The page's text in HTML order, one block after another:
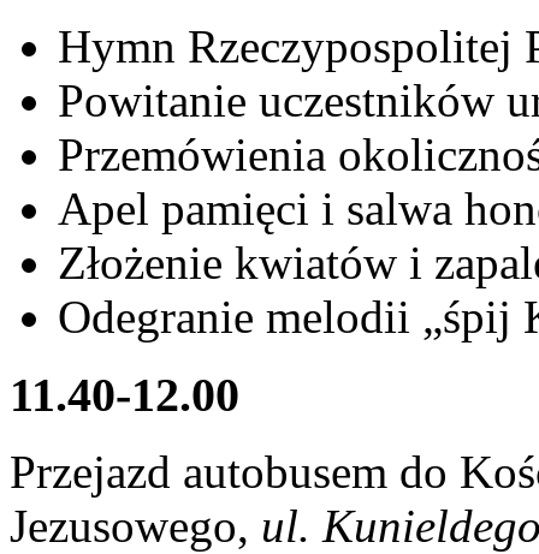
Hymn Rzeczypospolitej
Powitanie uczestników
Przemówienia
Apel pamięci i salwa
Złożenie kwiatów i
Odegranie melodii „śpij
11.40-12.00
Przejazd autobusem do
Jezusowego, ul.